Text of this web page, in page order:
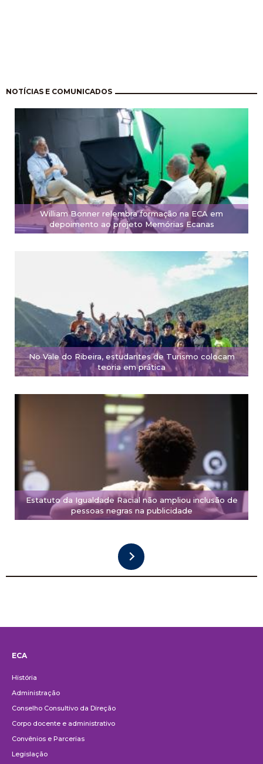
NOTÍCIAS E COMUNICADOS
William Bonner relembra formação na ECA em
depoimento ao projeto Memórias Ecanas
No Vale do Ribeira, estudantes de Turismo colocam
teoria em prática
Estatuto da Igualdade Racial não ampliou inclusão de
pessoas negras na publicidade
Paginação
ECA
História
Administração
Conselho Consultivo da Direção
Corpo docente e administrativo
Convênios e Parcerias
Legislação